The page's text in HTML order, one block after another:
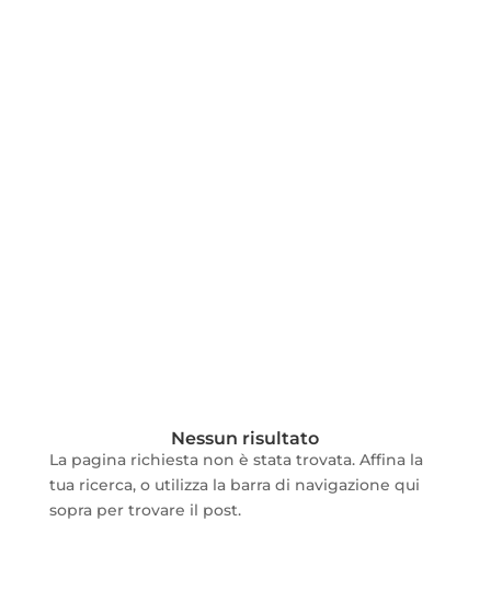
Nessun risultato
La pagina richiesta non è stata trovata. Affina la
tua ricerca, o utilizza la barra di navigazione qui
sopra per trovare il post.